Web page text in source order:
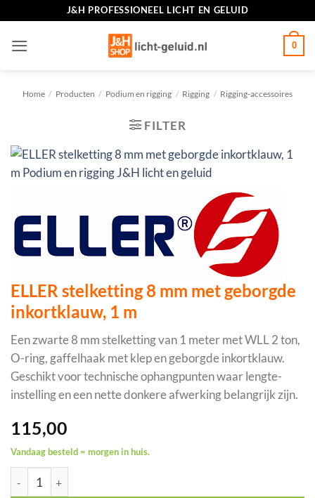
inhoud
J&H PROFESSIONEEL LICHT EN GELUID
0
Home / Producten / Podium en rigging / Rigging / Rigging-accessoires
FILTER
ELLER stelketting 8 mm met geborgde
inkortklauw, 1 m
Een zwarte 8 mm stelketting van 1 meter met WLL 2 ton,
O-ring, gaffelhaak met klep en geborgde inkortklauw.
Geschikt voor technische ophangpunten waar lengte-
instelling en een nette donkere afwerking belangrijk zijn.
115,00
Vandaag besteld = morgen in huis.
ELLER stelketting 8 mm met geborgde inkortklauw, 1 m aantal